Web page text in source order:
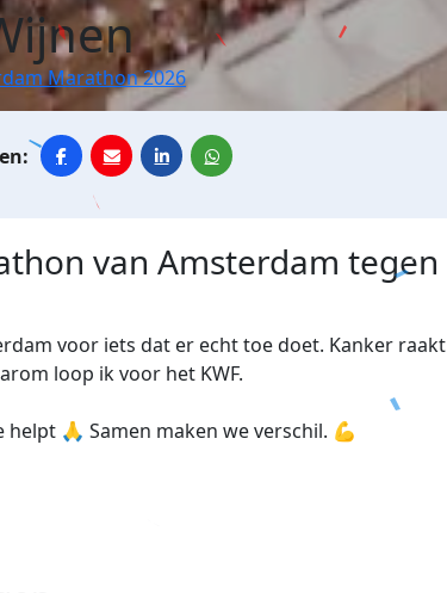
Marathon 2026
van Amsterdam tegen
voor iets dat er echt toe doet. Kanker raakt
loop ik voor het KWF.
🙏 Samen maken we verschil. 💪